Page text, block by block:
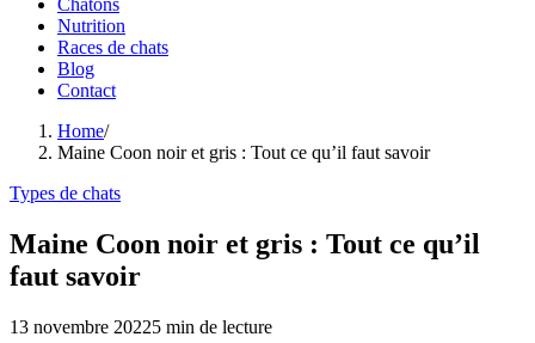
Chatons
Nutrition
Races de chats
Blog
Contact
Home/
Maine Coon noir et gris : Tout ce qu’il faut savoir
Types de chats
Maine Coon noir et gris : Tout ce qu’il
faut savoir
13 novembre 20225 min de lecture